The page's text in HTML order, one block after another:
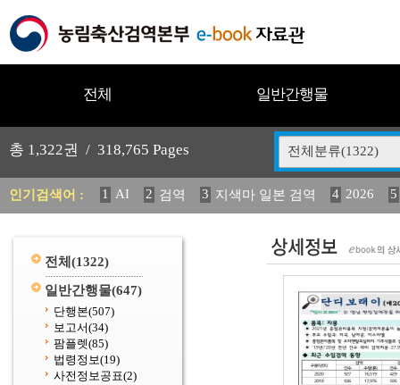
전체 일반간행물
총 1,322권 / 318,765 Pages 전체분류(1322)
인기검색어 : 1 AI 2 검역 3 지색마 일본 검역 4 2026
5
11 2025 12 중독성 식물 도감 13 (2013년도)
전체 (1322)
일반간행물(647)
단행본(507)
보고서(34)
팜플렛(85)
법령정보(19)
사전정보공표(2)